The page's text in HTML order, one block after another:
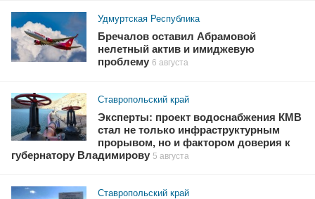
Удмуртская Республика
Бречалов оставил Абрамовой
нелетный актив и имиджевую
проблему 6 августа
Ставропольский край
Эксперты: проект водоснабжения КМВ
стал не только инфраструктурным
прорывом, но и фактором доверия к
губернатору Владимирову 5 августа
Ставропольский край